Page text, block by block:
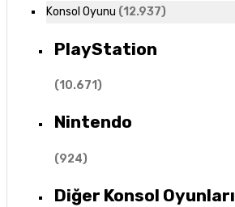
Konsol Oyunu (12.937)
PlayStation
(10.671)
Nintendo
(924)
Diğer Konsol Oyunları